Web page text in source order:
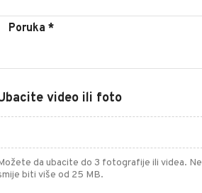
video ili foto
da ubacite do 3 fotografije ili videa. Ne
biti više od 25 MB.